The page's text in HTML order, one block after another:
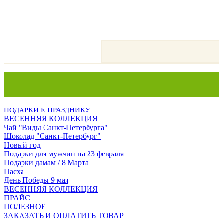
ПОДАРКИ К ПРАЗДНИКУ
ВЕСЕННЯЯ КОЛЛЕКЦИЯ
Чай "Виды Санкт-Петербурга"
Шоколад "Санкт-Петербург"
Новый год
Подарки для мужчин на 23 февраля
Подарки дамам / 8 Марта
Пасха
День Победы 9 мая
ВЕСЕННЯЯ КОЛЛЕКЦИЯ
ПРАЙС
ПОЛЕЗНОЕ
ЗАКАЗАТЬ И ОПЛАТИТЬ ТОВАР